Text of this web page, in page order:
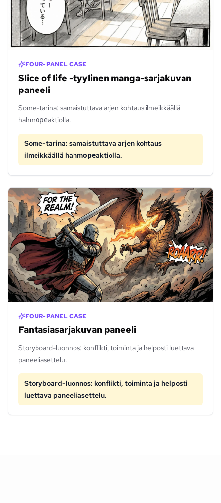
FOUR-PANEL CASE
Slice of life -tyylinen manga-sarjakuvan
paneeli
Some-tarina: samaistuttava arjen kohtaus ilmeikkäällä
hahmореaktiolla.
Some-tarina: samaistuttava arjen kohtaus
ilmeikkäällä hahmореaktiolla.
FOUR-PANEL CASE
Fantasiasarjakuvan paneeli
Storyboard-luonnos: konflikti, toiminta ja helposti luettava
paneeliasettelu.
Storyboard-luonnos: konflikti, toiminta ja helposti
luettava paneeliasettelu.